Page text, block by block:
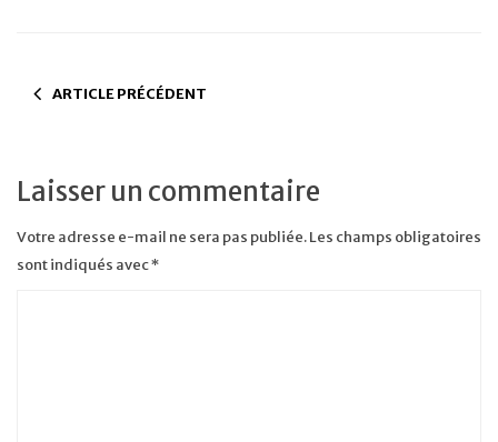
ARTICLE PRÉCÉDENT
Laisser un commentaire
Votre adresse e-mail ne sera pas publiée.Les champs obligatoires
sont indiqués avec*